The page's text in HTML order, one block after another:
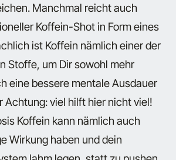
Manchmal reicht auch
Koffein-Shot in Form eines
ist Koffein nämlich einer der
Stoffe, um Dir sowohl mehr
eine bessere mentale Ausdauer
Achtung: viel hilft hier nicht viel!
Koffein kann nämlich auch
Wirkung haben und dein